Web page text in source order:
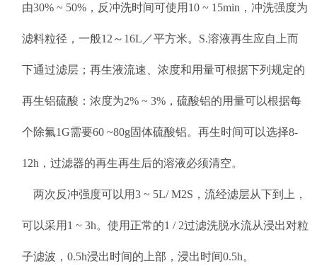
由30% ~ 50%，反冲洗时间可使用10 ~ 15min，冲洗强度为
滤料粒径，一般12～16L／平方米。S.溶液再生应自上而
下通过滤层；再生液流速、浓度和用量可根据下列规定的
再生铝硫酸：浓度为2% ~ 3%，硫酸铝的用量可以根据每
个除氟1G需要60 ~80g固体硫酸铝。再生时间可以选择8-
12h，过滤器的再生再生后的溶液必须清空。
两次反冲强度可以用3 ~ 5L/ M2S，流经滤层从下到上，
可以采用1 ~ 3h。使用正常的1 / 2过滤洗脱水流从浸出对粒
子滤波，0.5h浸出时间的上部，浸出时间0.5h。